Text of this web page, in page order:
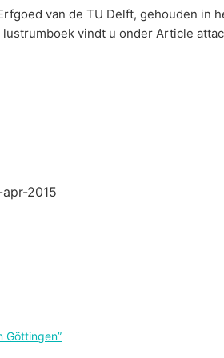
van de TU Delft, gehouden in
vindt u onder Article
2015
Göttingen”